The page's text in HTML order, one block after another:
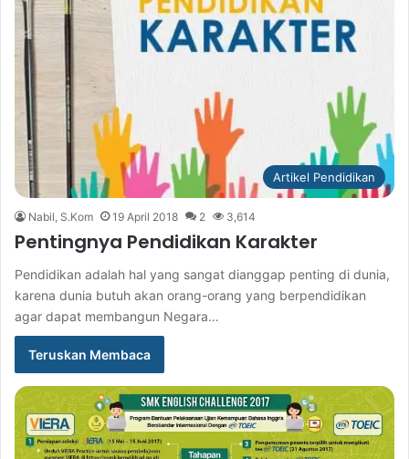
Artikel Pendidikan
Nabil, S.Kom 19 April 2018 2 3,614
Pentingnya Pendidikan Karakter
Pendidikan adalah hal yang sangat dianggap penting di dunia,
karena dunia butuh akan orang-orang yang berpendidikan
agar dapat membangun Negara…
Teruskan Membaca